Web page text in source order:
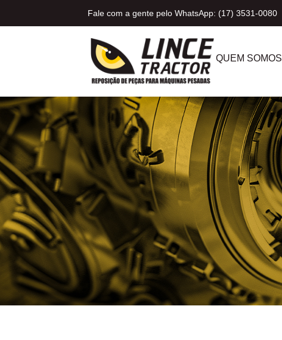
Fale com a gente pelo WhatsApp: (17) 3531-0080
QUEM SOMOS